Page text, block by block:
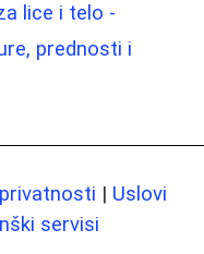
lice i telo -
prednosti i
| Uslovi
servisi